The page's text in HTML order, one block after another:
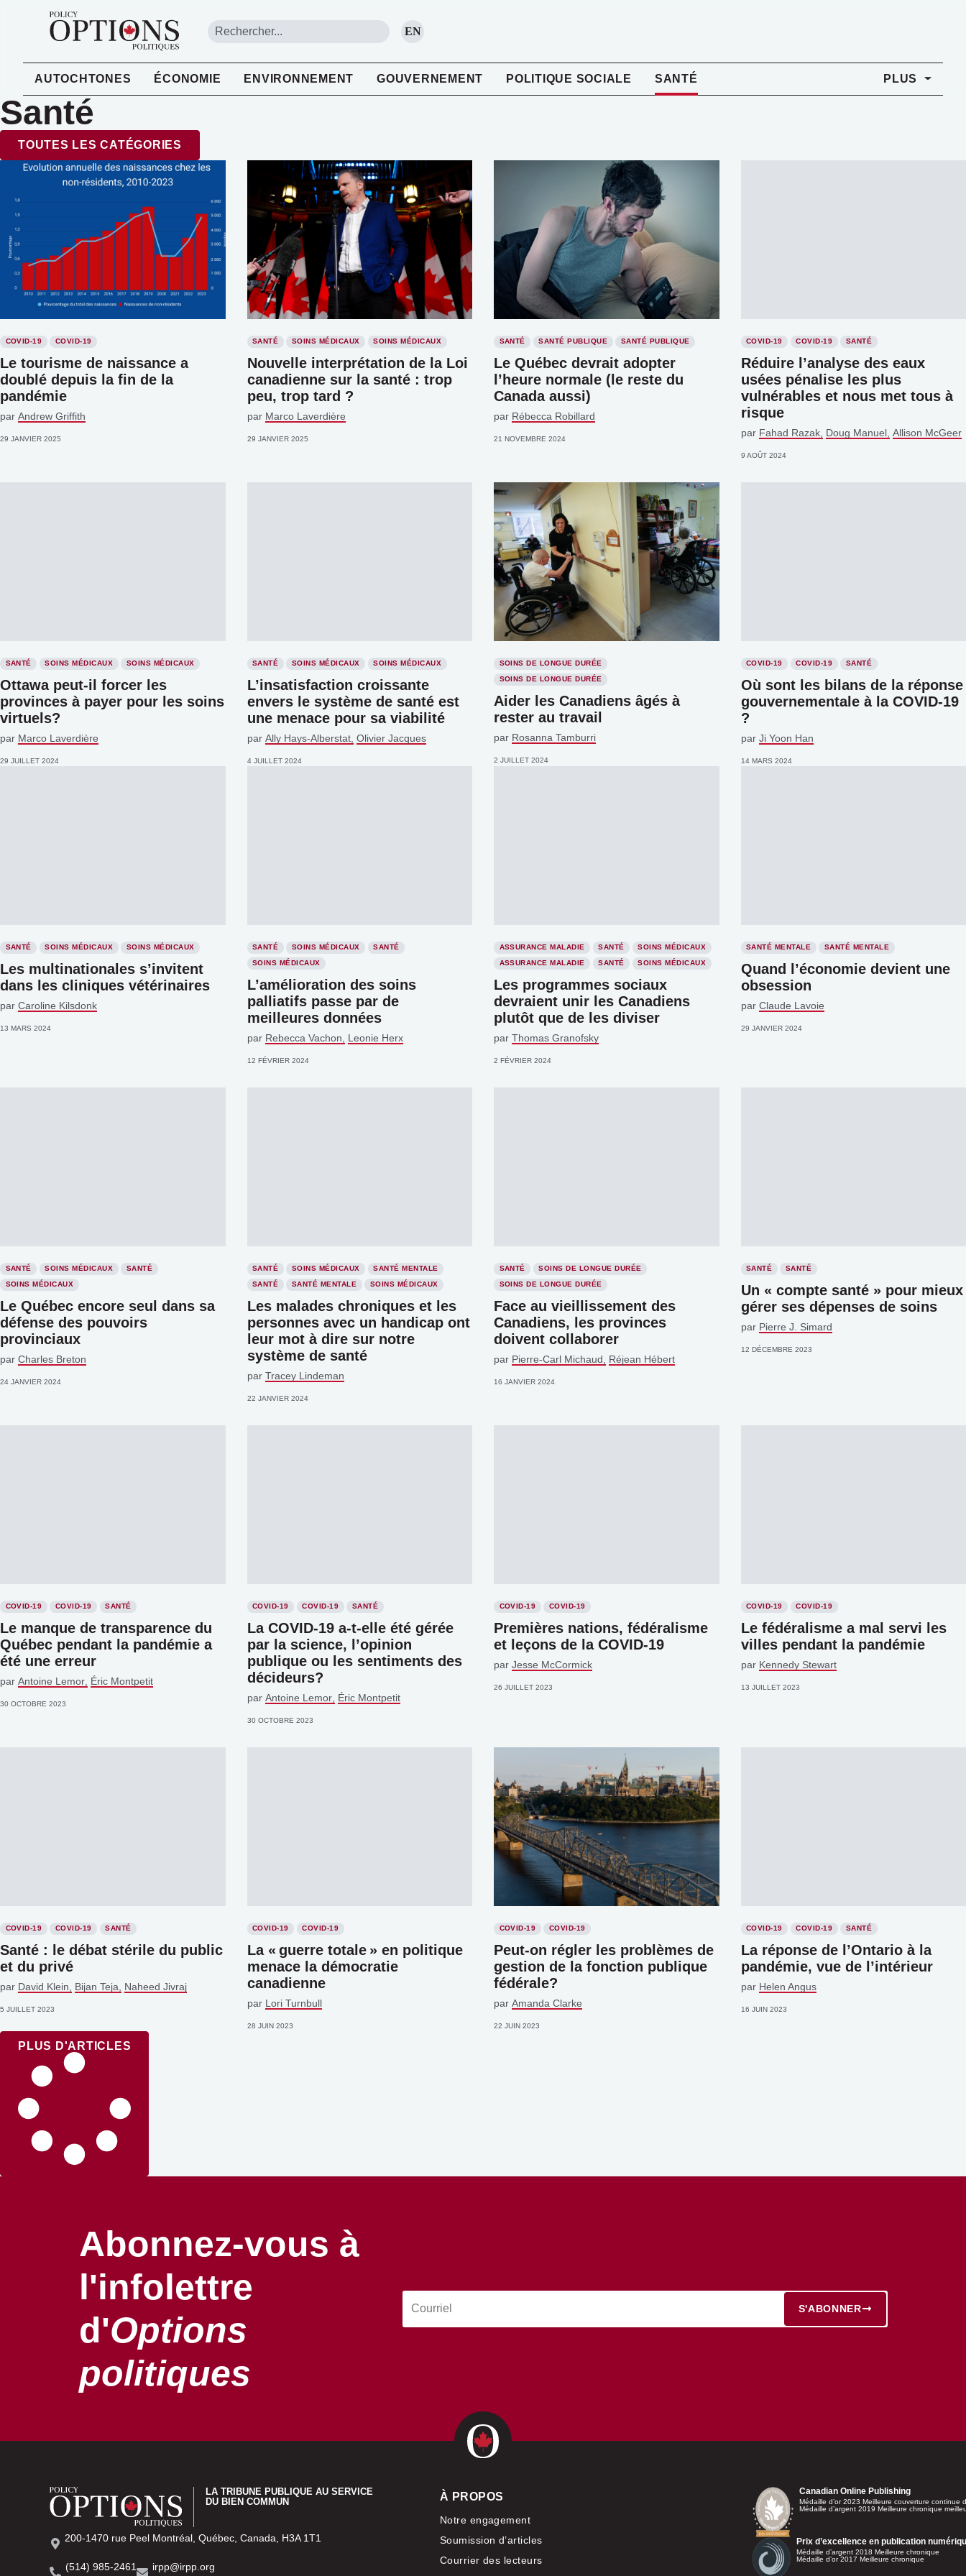
RECHERCHE
EN
AUTOCHTONES ÉCONOMIE ENVIRONNEMENT GOUVERNEMENT POLITIQUE SOCIALE SANTÉ PLUS
Santé
TOUTES LES CATÉGORIES
COVID-19 COVID-19
Le tourisme de naissance a
doublé depuis la fin de la
pandémie
par Andrew Griffith
29 JANVIER 2025
SANTÉ SOINS MÉDICAUX SOINS MÉDICAUX
Nouvelle interprétation de la Loi
canadienne sur la santé : trop
peu, trop tard ?
par Marco Laverdière
29 JANVIER 2025
SANTÉ SANTÉ PUBLIQUE SANTÉ PUBLIQUE
Le Québec devrait adopter
l’heure normale (le reste du
Canada aussi)
par Rébecca Robillard
21 NOVEMBRE 2024
COVID-19 COVID-19 SANTÉ
Réduire l’analyse des eaux
usées pénalise les plus
vulnérables et nous met tous à
risque
par Fahad Razak Doug Manuel Allison McGeer
9 AOÛT 2024
SANTÉ SOINS MÉDICAUX SOINS MÉDICAUX
Ottawa peut-il forcer les
provinces à payer pour les soins
virtuels?
par Marco Laverdière
29 JUILLET 2024
SANTÉ SOINS MÉDICAUX SOINS MÉDICAUX
L’insatisfaction croissante
envers le système de santé est
une menace pour sa viabilité
par Ally Hays-Alberstat Olivier Jacques
4 JUILLET 2024
SOINS DE LONGUE DURÉE
SOINS DE LONGUE DURÉE
Aider les Canadiens âgés à
rester au travail
par Rosanna Tamburri
2 JUILLET 2024
COVID-19 COVID-19 SANTÉ
Où sont les bilans de la réponse
gouvernementale à la COVID-19
?
par Ji Yoon Han
14 MARS 2024
SANTÉ SOINS MÉDICAUX SOINS MÉDICAUX
Les multinationales s’invitent
dans les cliniques vétérinaires
par Caroline Kilsdonk
13 MARS 2024
SANTÉ SOINS MÉDICAUX
SANTÉ
SOINS MÉDICAUX
L’amélioration des soins
palliatifs passe par de
meilleures données
par Rebecca Vachon Leonie Herx
12 FÉVRIER 2024
ASSURANCE MALADIE SANTÉ
SOINS MÉDICAUX
ASSURANCE MALADIE
SANTÉ SOINS MÉDICAUX
Les programmes sociaux
devraient unir les Canadiens
plutôt que de les diviser
par Thomas Granofsky
2 FÉVRIER 2024
SANTÉ MENTALE SANTÉ MENTALE
Quand l’économie devient une
obsession
par Claude Lavoie
29 JANVIER 2024
SANTÉ SOINS MÉDICAUX
SANTÉ
SOINS MÉDICAUX
Le Québec encore seul dans sa
défense des pouvoirs
provinciaux
par Charles Breton
24 JANVIER 2024
SANTÉ SOINS MÉDICAUX
SANTÉ MENTALE
SANTÉ
SANTÉ MENTALE SOINS MÉDICAUX
Les malades chroniques et les
personnes avec un handicap ont
leur mot à dire sur notre
système de santé
par Tracey Lindeman
22 JANVIER 2024
SANTÉ
SOINS DE LONGUE DURÉE
SOINS DE LONGUE DURÉE
Face au vieillissement des
Canadiens, les provinces
doivent collaborer
par Pierre-Carl Michaud Réjean Hébert
16 JANVIER 2024
SANTÉ SANTÉ
Un « compte santé » pour mieux
gérer ses dépenses de soins
par Pierre J. Simard
12 DÉCEMBRE 2023
COVID-19 COVID-19 SANTÉ
Le manque de transparence du
Québec pendant la pandémie a
été une erreur
par Antoine Lemor Éric Montpetit
30 OCTOBRE 2023
COVID-19 COVID-19 SANTÉ
La COVID-19 a-t-elle été gérée
par la science, l’opinion
publique ou les sentiments des
décideurs?
par Antoine Lemor Éric Montpetit
30 OCTOBRE 2023
COVID-19 COVID-19
Premières nations, fédéralisme
et leçons de la COVID-19
par Jesse McCormick
26 JUILLET 2023
COVID-19 COVID-19
Le fédéralisme a mal servi les
villes pendant la pandémie
par Kennedy Stewart
13 JUILLET 2023
COVID-19 COVID-19 SANTÉ
Santé : le débat stérile du public
et du privé
par David Klein Bijan Teja Naheed Jivraj
5 JUILLET 2023
COVID-19 COVID-19
La « guerre totale » en politique
menace la démocratie
canadienne
par Lori Turnbull
28 JUIN 2023
COVID-19 COVID-19
Peut-on régler les problèmes de
gestion de la fonction publique
fédérale?
par Amanda Clarke
22 JUIN 2023
COVID-19 COVID-19 SANTÉ
La réponse de l’Ontario à la
pandémie, vue de l’intérieur
par Helen Angus
16 JUIN 2023
PLUS D'ARTICLES
Abonnez-vous à
l'infolettre
d'Options
politiques
S'ABONNER
LA TRIBUNE PUBLIQUE AU SERVICE
DU BIEN COMMUN
200-1470 rue Peel Montréal, Québec, Canada, H3A 1T1
(514) 985-2461 irpp@irpp.org
À PROPOS
Notre engagement
Soumission d’articles
Courrier des lecteurs
Canadian Online Publishing
Médaille d’or 2023 Meilleure couverture continue
Médaille d’argent 2019 Meilleure chronique
Prix d’excellence en publication
Médaille d’argent 2018 Meilleure chronique
Médaille d’or 2017 Meilleure chronique